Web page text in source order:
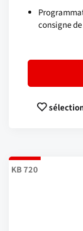
consigne
KB 720